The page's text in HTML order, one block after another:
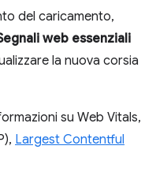
del caricamento,
web essenziali
la nuova corsia
su Web Vitals,
Largest Contentful